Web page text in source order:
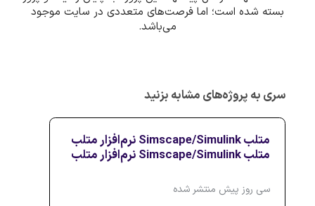
بسته شده است؛ اما فرصت‌های متعددی در سایت موجود
می‌باشد.
سری به پروژه‌های مشابه بزنید
متلب Simscape/Simulink نرم‌افزار متلب
متلب Simscape/Simulink نرم‌افزار متلب
سی روز پیش منتشر شده